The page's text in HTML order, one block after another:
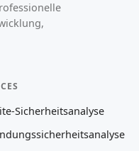
Sicherheitsanalyse